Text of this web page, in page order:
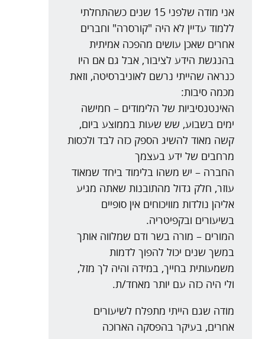
אני מודה שלפני 15 שנים כשהתחלתי
ללמוד עדיין לא היה "קורסרה" וחברים
אחרים שאכן עושים מהפכה אמיתית
בהנגשת הידע לציבור, אבל גם אם היו
כנראה שהייתי נרשם לאוניברסיטה, וזאת
מכמה סיבות:
האינטנסיביות של הלימודים – חמישה
ימים בשבוע, שש שעות בממוצע ביום,
קשה מאוד להשיג הספק כזה לבד ולכסות
מרחבים של ידע בעצמך
החברה – יש משהו בלימוד ביחד שמאוד
עוזר, חלק גדול מהתובנות שאתה מגיע
אליהן נולדות מוויכוחים אין סופיים
בשיעורים ובקפיטריה.
המורים – מורה בשר ודם שמלווה אותך
במשך שנים יכול להפוך לדמות
משמעותית בחייך, במידה והיה לך מזל,
ולי היה כזה עם יותר מאחד/ת.
מודה שגם הייתי מתפלח לשיעורים
אחרים, בעיקר בהפסקה הארוכה